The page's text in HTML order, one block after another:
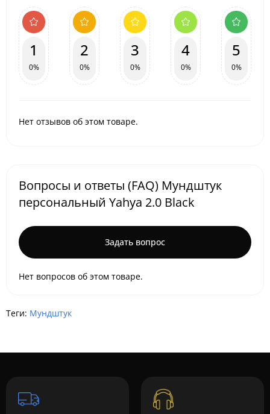
1
0%
2
0%
3
0%
4
0%
5
0%
Нет отзывов об этом товаре.
Вопросы и ответы (FAQ) Мундштук
персональный Yahya 2.0 Black
Задать вопрос
Нет вопросов об этом товаре.
Теги: Мундштук